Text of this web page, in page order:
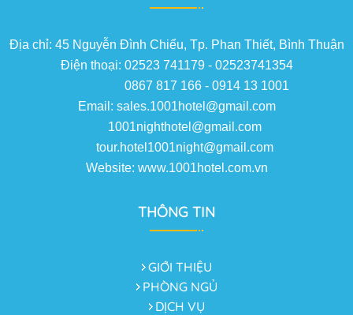
Địa chỉ: 45 Nguyễn Đình Chiểu, Tp. Phan Thiết, Bình Thuận
Điện thoại: 02523 741179 - 02523741354
0867 817 166 - 0914 13 1001
Email: sales.1001hotel@gmail.com
1001nighthotel@gmail.com
tour.hotel1001night@gmail.com
Website: www.1001hotel.com.vn
THÔNG TIN
GIỚI THIỆU
PHÒNG NGỦ
DỊCH VỤ